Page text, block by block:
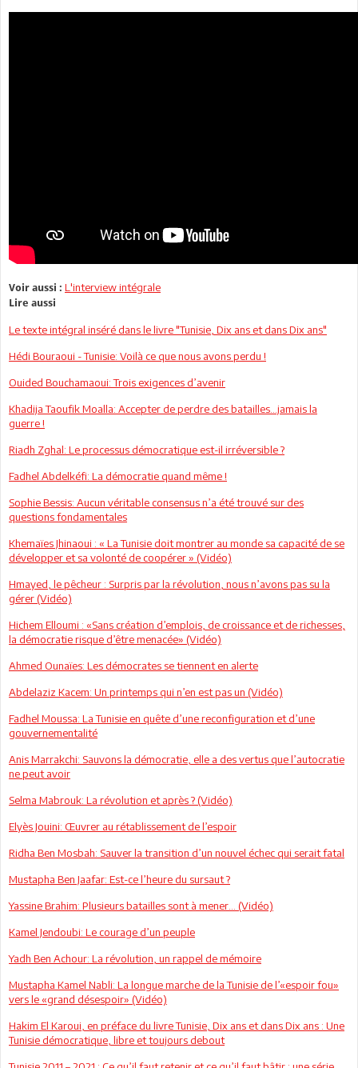
Voir aussi : L'interview intégrale
Lire aussi
Le texte intégral inséré dans le livre "Tunisie, Dix ans et dans Dix ans"
Hédi Bouraoui - Tunisie: Voilà ce que nous avons perdu !
Ouided Bouchamaoui: Trois exigences d’avenir
Khadija Taoufik Moalla: Accepter de perdre des batailles…jamais la
guerre !
Riadh Zghal: Le processus démocratique est-il irréversible ?
Fadhel Abdelkéfi: La démocratie quand même !
Sophie Bessis: Aucun véritable consensus n’a été trouvé sur des
questions fondamentales
Khemaïes Jhinaoui : « La Tunisie doit montrer au monde sa capacité de se
développer et sa volonté de coopérer » (Vidéo)
Hmayed, le pêcheur : Surpris par la révolution, nous n’avons pas su la
gérer (Vidéo)
Hichem Elloumi : «Sans création d’emplois, de croissance et de richesses,
la démocratie risque d’être menacée» (Vidéo)
Ahmed Ounaïes: Les démocrates se tiennent en alerte
Abdelaziz Kacem: Un printemps qui n’en est pas un (Vidéo)
Fadhel Moussa: La Tunisie en quête d’une reconfiguration et d’une
gouvernementalité
Anis Marrakchi: Sauvons la démocratie, elle a des vertus que l’autocratie
ne peut avoir
Selma Mabrouk: La révolution et après ? (Vidéo)
Elyès Jouini: Œuvrer au rétablissement de l’espoir
Ridha Ben Mosbah: Sauver la transition d’un nouvel échec qui serait fatal
Mustapha Ben Jaafar: Est-ce l’heure du sursaut ?
Yassine Brahim: Plusieurs batailles sont à mener... (Vidéo)
Kamel Jendoubi: Le courage d’un peuple
Yadh Ben Achour: La révolution, un rappel de mémoire
Mustapha Kamel Nabli: La longue marche de la Tunisie de l’«espoir fou»
vers le «grand désespoir» (Vidéo)
Hakim El Karoui, en préface du livre Tunisie, Dix ans et dans Dix ans : Une
Tunisie démocratique, libre et toujours debout